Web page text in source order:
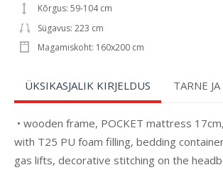
Kõrgus: 59-104 cm
Sügavus: 223 cm
Magamiskoht: 160x200 cm
ÜKSIKASJALIK KIRJELDUS TARNE
• wooden frame, POCKET mattress
with T25 PU foam filling, bedding
gas lifts, decorative stitching on the